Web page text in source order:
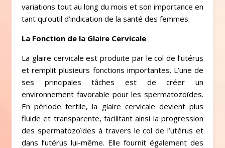
variations tout au long du mois et son importance en
tant qu’outil d’indication de la santé des femmes.
La Fonction de la Glaire Cervicale
La glaire cervicale est produite par le col de l’utérus
et remplit plusieurs fonctions importantes. L’une de
ses principales tâches est de créer un
environnement favorable pour les spermatozoïdes.
En période fertile, la glaire cervicale devient plus
fluide et transparente, facilitant ainsi la progression
des spermatozoïdes à travers le col de l’utérus et
dans l’utérus lui-même. Elle fournit également des